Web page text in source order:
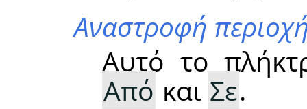
Αναστροφή
Αυτό το
Από και Σε.